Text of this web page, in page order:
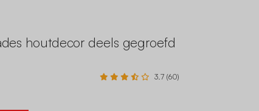
houtdecor deels gegroefd
3.7 (60)